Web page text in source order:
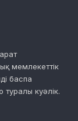
мемлекеттік
баспа
куәлік.